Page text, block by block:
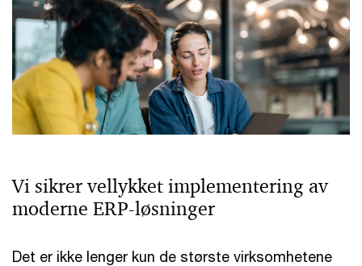
Vi sikrer vellykket implementering av
moderne ERP-løsninger
Det er ikke lenger kun de største virksomhetene